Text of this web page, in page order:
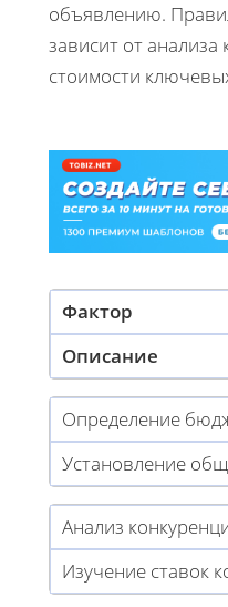
объявлению.
зависит от анализа
стоимости
Фактор
Описание
Определение
Установление
Анализ
Изучение ставок